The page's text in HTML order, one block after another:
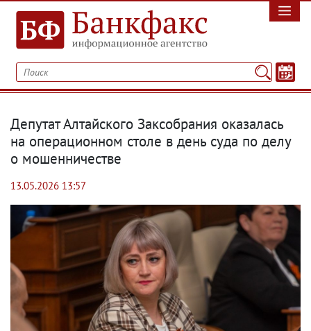
Депутат Алтайского Заксобрания оказалась
на операционном столе в день суда по делу
о мошенничестве
13.05.2026 13:57